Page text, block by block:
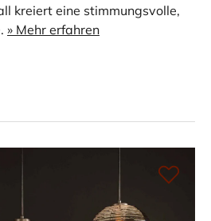
kreiert eine stimmungsvolle,
» Mehr erfahren